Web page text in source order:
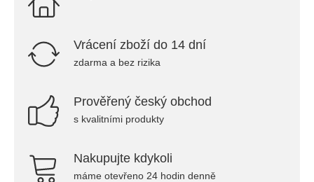
Vrácení zboží do 14 dní
zdarma a bez rizika
Prověřený český obchod
s kvalitními produkty
Nakupujte kdykoli
máme otevřeno 24 hodin denně